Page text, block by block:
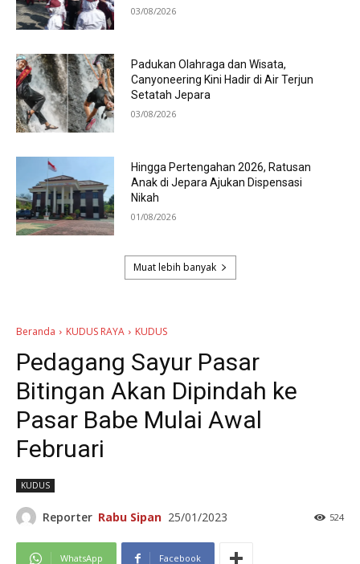
03/08/2026
Padukan Olahraga dan Wisata,
Canyoneering Kini Hadir di Air Terjun
Setatah Jepara
03/08/2026
Hingga Pertengahan 2026, Ratusan
Anak di Jepara Ajukan Dispensasi
Nikah
01/08/2026
Muat lebih banyak